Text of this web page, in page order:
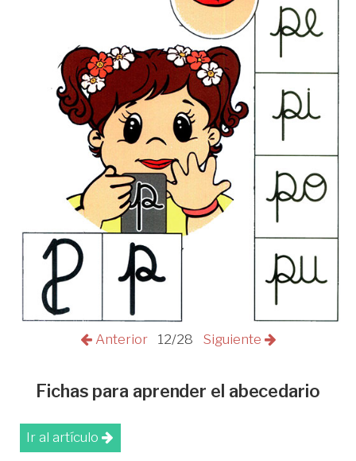
Anterior 12/28 Siguiente
Fichas para aprender el abecedario
Ir al artículo